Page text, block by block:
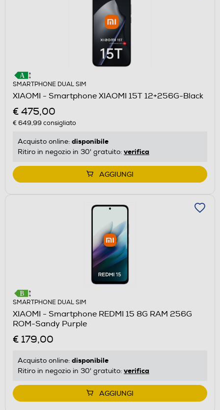
SMARTPHONE DUAL SIM
XIAOMI - Smartphone XIAOMI 15T 12+256G-Black
€ 475,00
€ 649,99 consigliato
Acquisto online: disponibile
Ritiro in negozio in 30' gratuito: verifica
AGGIUNGI
SMARTPHONE DUAL SIM
XIAOMI - Smartphone REDMI 15 8G RAM 256G
ROM-Sandy Purple
€ 179,00
Acquisto online: disponibile
Ritiro in negozio in 30' gratuito: verifica
AGGIUNGI